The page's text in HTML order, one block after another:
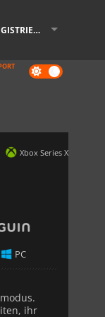
ANMELDEN ODER REGISTRIEREN
Dark
mode
Xbox Series X
PC
ihr